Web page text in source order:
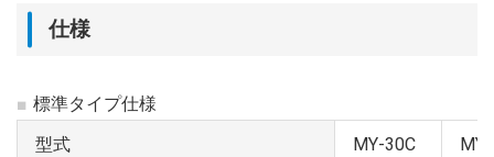
仕様
標準タイプ仕様
型式
MY-30C